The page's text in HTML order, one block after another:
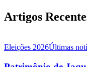
Artigos
Eleições 2026Últimas